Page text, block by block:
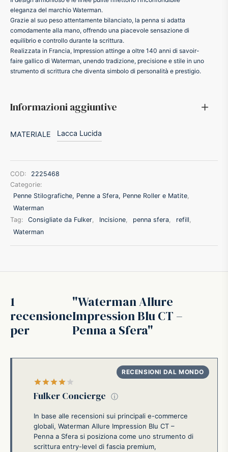
eleganza del marchio Waterman.
Grazie al suo peso attentamente bilanciato, la penna si adatta
comodamente alla mano, offrendo una piacevole sensazione di
equilibrio e controllo durante la scrittura.
Realizzata in Francia, Impression attinge a oltre 140 anni di savoir-
faire gallico di Waterman, unendo tradizione, precisione e stile in uno
strumento di scrittura che diventa simbolo di personalità e prestigio.
Informazioni aggiuntive
MATERIALE Lacca Lucida
COD:
2225468
Categorie:
Penne Stilografiche, Penne a Sfera, Penne Roller e Matite,
Waterman
Tag:
Consigliate da Fulker, Incisione, penna sfera, refill,
Waterman
1
recensione
per
Waterman Allure
Impression Blu CT –
Penna a Sfera
Fulker Concierge ⓘ
In base alle recensioni sui principali e-commerce
globali, Waterman Allure Impression Blu CT –
Penna a Sfera si posiziona come uno strumento di
scrittura entry-level di fascia premium,
A.G.